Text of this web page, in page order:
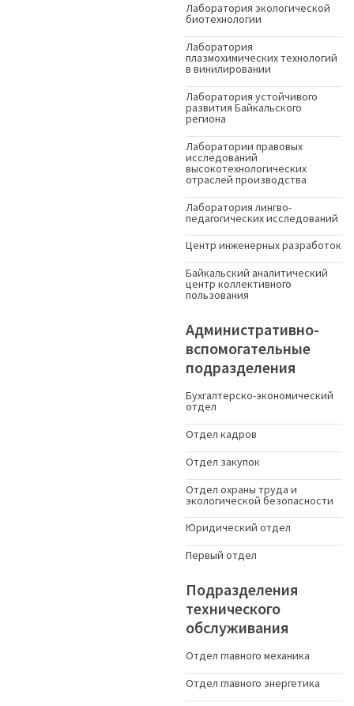
Лаборатория экологической
биотехнологии
Лаборатория
плазмохимических технологий
в винилировании
Лаборатория устойчивого
развития Байкальского
региона
Лаборатории правовых
исследований
высокотехнологических
отраслей производства
Лаборатория лингво-
педагогических исследований
Центр инженерных разработок
Байкальский аналитический
центр коллективного
пользования
Административно-
вспомогательные
подразделения
Бухгалтерско-экономический
отдел
Отдел кадров
Отдел закупок
Отдел охраны труда и
экологической безопасности
Юридический отдел
Первый отдел
Подразделения
технического
обслуживания
Отдел главного механика
Отдел главного энергетика